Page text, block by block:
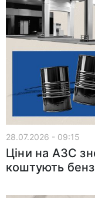
28.07.2026 - 09:15
Ціни на АЗС
коштують